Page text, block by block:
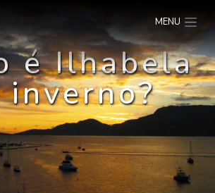
MENU
é Ilhabela
inverno?